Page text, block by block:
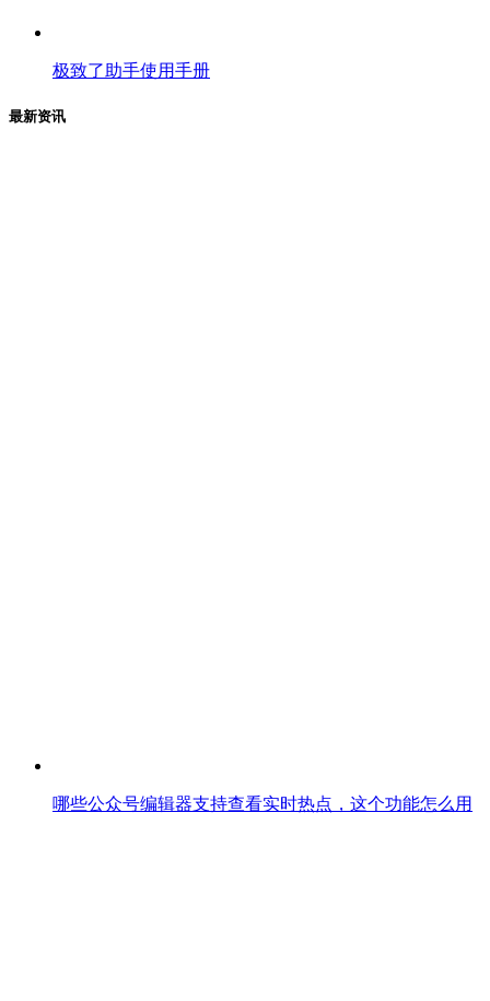
极致了助手使用手册
最新资讯
哪些公众号编辑器支持查看实时热点，这个功能怎么用